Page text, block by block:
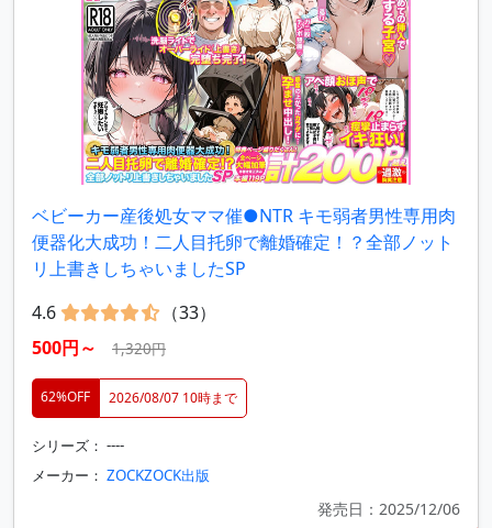
ベビーカー産後処女ママ催●NTR キモ弱者男性専用肉
便器化大成功！二人目托卵で離婚確定！？全部ノット
リ上書きしちゃいましたSP
4.6
（33）
500円～
1,320円
62%OFF 2026/08/07 10時まで
シリーズ： ----
メーカー： ZOCKZOCK出版
発売日：2025/12/06